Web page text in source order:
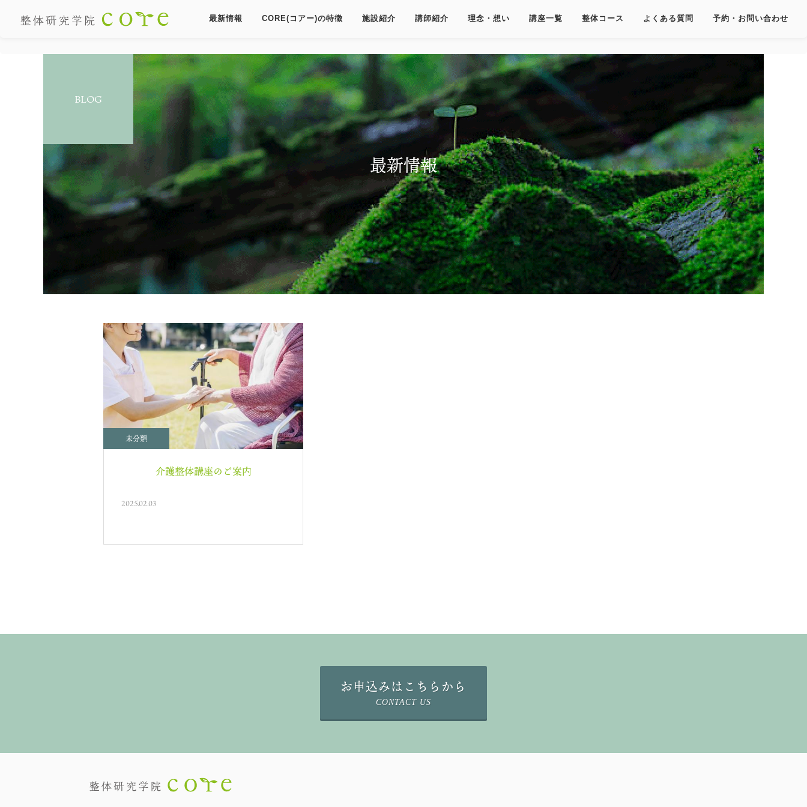
最新情報 CORE(コアー)の特徴 施設紹介 講師紹介 理念・想い 講座一覧 整体コース よくある質問 予約・お問い合わせ
最新情報
BLOG
未分類
介護整体講座のご案内
2025.02.03
お申込みはこちらから
CONTACT US